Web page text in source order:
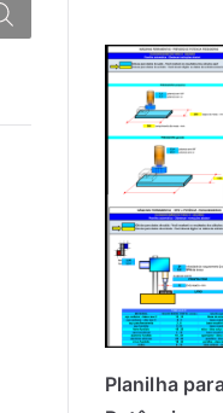
Planilha